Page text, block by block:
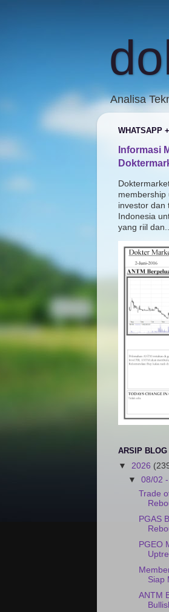
Analisa
WHATSAPP
Informasi
membership
investor dan
Indonesia
yang riil dan...
ARSIP BLOG
▼ 2026
▼08/02
Trade
PGAS
PGEO
Siap
ANTM